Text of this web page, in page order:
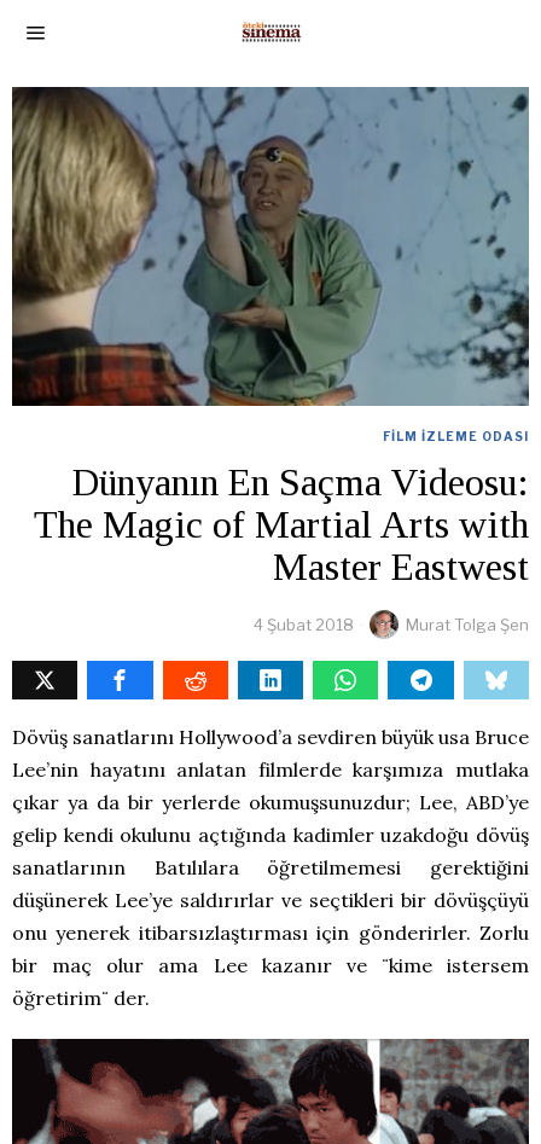
FILM İZLEME ODASI
Dünyanın En Saçma Videosu:
The Magic of Martial Arts with
Master Eastwest
4 Şubat 2018 Murat Tolga Şen
Dövüş sanatlarını Hollywood’a sevdiren büyük usa Bruce
Lee’nin hayatını anlatan filmlerde karşımıza mutlaka
çıkar ya da bir yerlerde okumuşsunuzdur; Lee, ABD’ye
gelip kendi okulunu açtığında kadimler uzakdoğu dövüş
sanatlarının Batılılara öğretilmemesi gerektiğini
düşünerek Lee’ye saldırırlar ve seçtikleri bir dövüşçüyü
onu yenerek itibarsızlaştırması için gönderirler. Zorlu
bir maç olur ama Lee kazanır ve ¨kime istersem
öğretirim¨ der.